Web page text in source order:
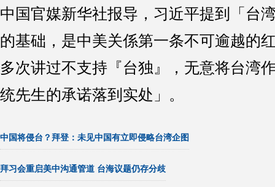
中国官媒新华社报导，习近平提到「台
的基础，是中美关係第一条不可逾越的
多次讲过不支持『台独』，无意将台湾
统先生的承诺落到实处」。
中国将侵台？拜登：未见中国有立即侵略台湾企图
拜习会重启美中沟通管道 台海议题仍存分歧